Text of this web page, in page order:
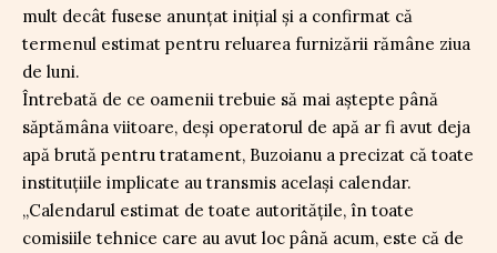
mult decât fusese anunțat inițial și a confirmat că
termenul estimat pentru reluarea furnizării rămâne ziua
de luni.
Întrebată de ce oamenii trebuie să mai aștepte până
săptămâna viitoare, deși operatorul de apă ar fi avut deja
apă brută pentru tratament, Buzoianu a precizat că toate
instituțiile implicate au transmis același calendar.
„Calendarul estimat de toate autoritățile, în toate
comisiile tehnice care au avut loc până acum, este că de